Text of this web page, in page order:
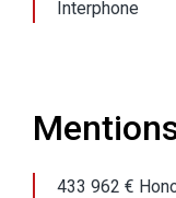
Interphone
433 962 €